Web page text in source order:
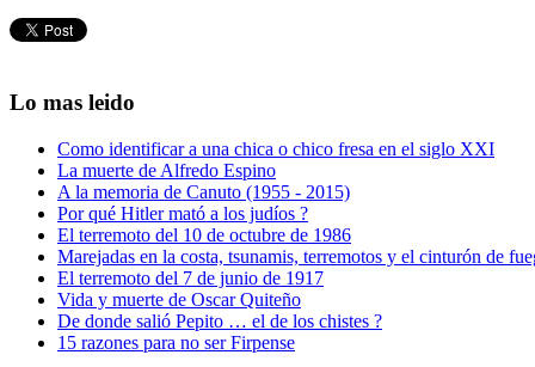
Lo mas leido
Como identificar a una chica o chico fresa en el siglo XXI
La muerte de Alfredo Espino
A la memoria de Canuto (1955 - 2015)
Por qué Hitler mató a los judíos ?
El terremoto del 10 de octubre de 1986
Marejadas en la costa, tsunamis, terremotos y el cinturón de
El terremoto del 7 de junio de 1917
Vida y muerte de Oscar Quiteño
De donde salió Pepito … el de los chistes ?
15 razones para no ser Firpense